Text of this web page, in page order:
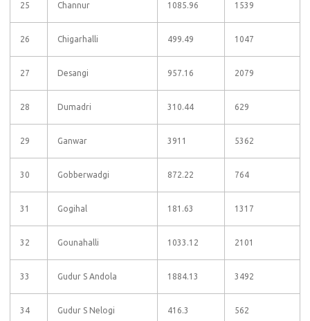
25 Channur 1085.96 1539
26 Chigarhalli 499.49 1047
27 Desangi 957.16 2079
28 Dumadri 310.44 629
29 Ganwar 3911 5362
30 Gobberwadgi 872.22 764
31 Gogihal 181.63 1317
32 Gounahalli 1033.12 2101
33 Gudur S Andola 1884.13 3492
34 Gudur S Nelogi 416.3 562